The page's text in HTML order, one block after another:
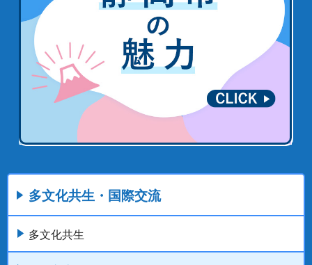
多文化共生・国際交流
多文化共生